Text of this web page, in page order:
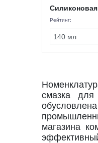
Рейтинг:
смазка для
магазина